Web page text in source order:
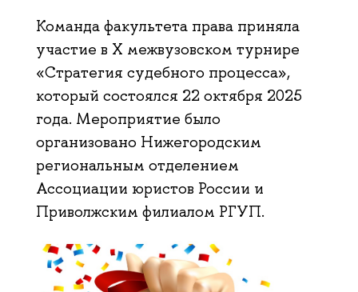
Команда факультета права приняла
участие в Х межвузовском турнире
«Стратегия судебного процесса»,
который состоялся 22 октября 2025
года. Мероприятие было
организовано Нижегородским
региональным отделением
Ассоциации юристов России и
Приволжским филиалом РГУП.